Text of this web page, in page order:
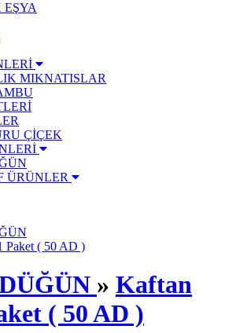
MIKNATISLAR
ÇİÇEK
ÜRÜNLER
Paket ( 50 AD )
» Kaftan
( 50 AD )